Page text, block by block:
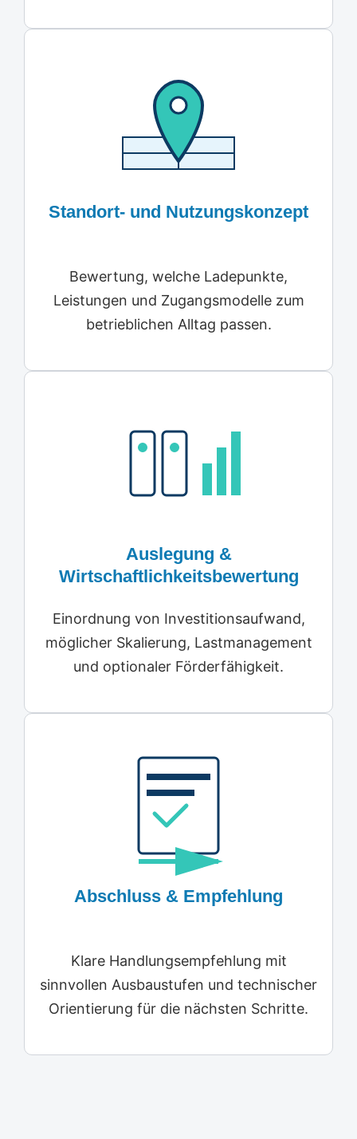
Standort- und Nutzungskonzept
Bewertung, welche Ladepunkte,
Leistungen und Zugangsmodelle zum
betrieblichen Alltag passen.
Auslegung &
Wirtschaftlichkeitsbewertung
Einordnung von Investitionsaufwand,
möglicher Skalierung, Lastmanagement
und optionaler Förderfähigkeit.
Abschluss & Empfehlung
Klare Handlungsempfehlung mit
sinnvollen Ausbaustufen und technischer
Orientierung für die nächsten Schritte.